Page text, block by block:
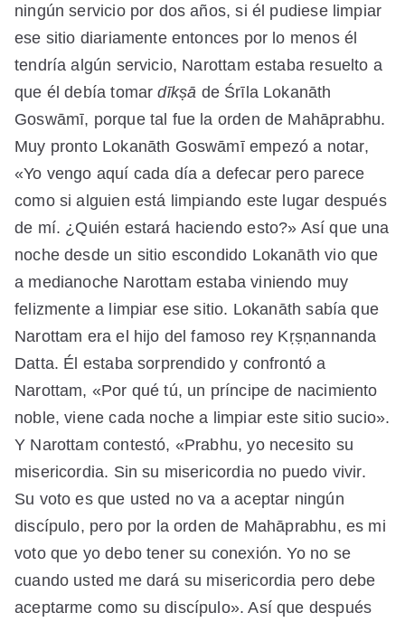
ningún servicio por dos años, si él pudiese limpiar
ese sitio diariamente entonces por lo menos él
tendría algún servicio, Narottam estaba resuelto a
que él debía tomardīkṣā de Śrīla Lokanāth
Goswāmī, porque tal fue la orden de Mahāprabhu.
Muy pronto Lokanāth Goswāmī empezó a notar,
«Yo vengo aquí cada día a defecar pero parece
como si alguien está limpiando este lugar después
de mí. ¿Quién estará haciendo esto?» Así que una
noche desde un sitio escondido Lokanāth vio que
a medianoche Narottam estaba viniendo muy
felizmente a limpiar ese sitio. Lokanāth sabía que
Narottam era el hijo del famoso rey Kṛṣṇannanda
Datta. Él estaba sorprendido y confrontó a
Narottam, «Por qué tú, un príncipe de nacimiento
noble, viene cada noche a limpiar este sitio sucio».
Y Narottam contestó, «Prabhu, yo necesito su
misericordia. Sin su misericordia no puedo vivir.
Su voto es que usted no va a aceptar ningún
discípulo, pero por la orden de Mahāprabhu, es mi
voto que yo debo tener su conexión. Yo no se
cuando usted me dará su misericordia pero debe
aceptarme como su discípulo». Así que después